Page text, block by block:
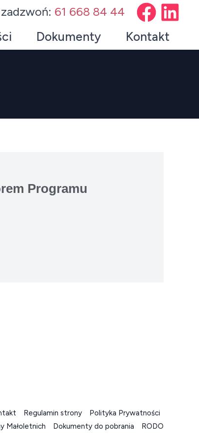
zadzwoń: 61 668 84 44
Dokumenty Kontakt
Programu
Regulamin strony
Polityka Prywatności
Małoletnich
Dokumenty do pobrania RODO